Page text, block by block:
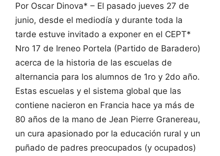
Por Oscar Dinova* – El pasado jueves 27 de
junio, desde el mediodía y durante toda la
tarde estuve invitado a exponer en el CEPT*
Nro 17 de Ireneo Portela (Partido de Baradero)
acerca de la historia de las escuelas de
alternancia para los alumnos de 1ro y 2do año.
Estas escuelas y el sistema global que las
contiene nacieron en Francia hace ya más de
80 años de la mano de Jean Pierre Granereau,
un cura apasionado por la educación rural y un
puñado de padres preocupados (y ocupados)